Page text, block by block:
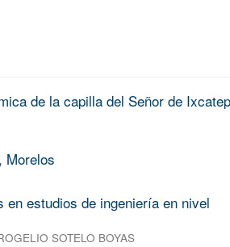
de la capilla del Señor de
Morelos
estudios de ingeniería en nivel
SOTELO BOYAS